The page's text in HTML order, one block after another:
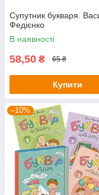
Супутник букваря.
Федієнко
В наявності
58,50 ₴ 65 ₴
Купити
–10%